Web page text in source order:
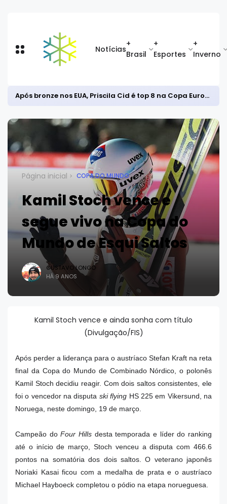
Notícias
+
Brasil
+
Esportes
+
Inverno
Após bronze nos EUA, Priscila Cid é top 8 na Copa Europeia de snowboard halfpipe
Página inicial COPA DO MUNDO
Kamil Stoch vence e
segue vivo na Copa do
Mundo de Esqui Saltos
GUSTAVO LONGO
HÁ 9 ANOS
Kamil Stoch vence e ainda sonha com título
(Divulgação/FIS)
Após perder a liderança para o austríaco Stefan Kraft na reta
final da Copa do Mundo de Combinado Nórdico, o polonês
Kamil Stoch decidiu reagir. Com dois saltos consistentes, ele
foi o vencedor na disputa ski flying HS 225 em Vikersund, na
Noruega, neste domingo, 19 de março.
Campeão doFour Hills desta temporada e líder do ranking
até o início de março, Stoch venceu a disputa com 466.6
pontos na somatória dos dois saltos. O veterano japonês
Noriaki Kasai ficou com a medalha de prata e o austríaco
Michael Hayboeck completou o pódio na etapa norueguesa.